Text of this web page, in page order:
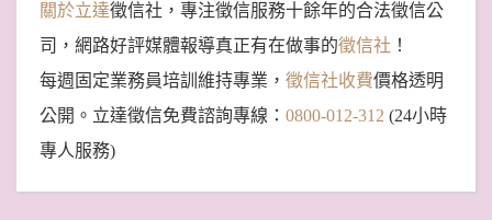
關於立達徵信社，專注徵信服務十餘年的合法徵信公
司，網路好評媒體報導真正有在做事的徵信社 ！
每週固定業務員培訓維持專業， 徵信社收費價格透明
公開。立達徵信免費諮詢專線： 0800-012-312 (24小時
專人服務)